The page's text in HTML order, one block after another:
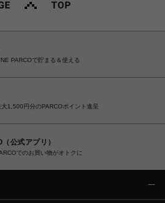
PARCOで貯まる＆使える
1,500円分のPARCOポイント進呈
公式アプリ）
でのお買い物がオトクに